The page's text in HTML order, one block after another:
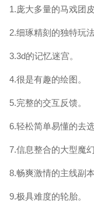
1.庞大多量的马戏团
2.细琢精刻的独特玩
3.3d的记忆迷宫。
4.很是有趣的绘图。
5.完整的交互反馈。
6.轻松简单易懂的去选
7.信息整合的大型魔
8.畅爽激情的主线副本
9.极具难度的轮胎。